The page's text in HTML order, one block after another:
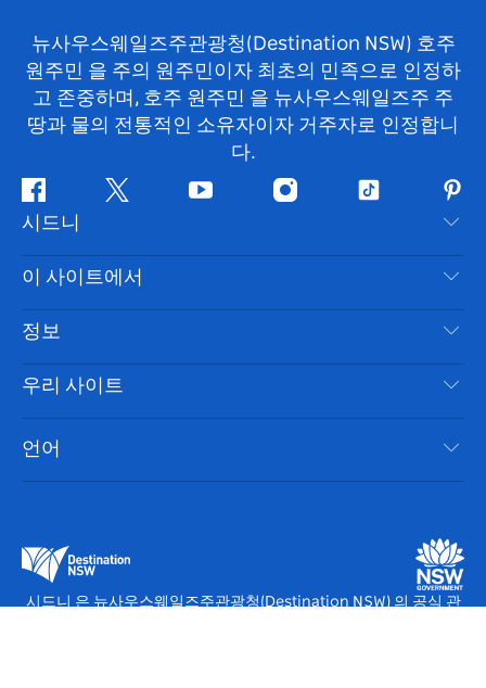
뉴사우스웨일즈주관광청(Destination NSW) 호주
원주민 을 주의 원주민이자 최초의 민족으로 인정하
고 존중하며, 호주 원주민 을 뉴사우스웨일즈주 주
땅과 물의 전통적인 소유자이자 거주자로 인정합니
다.
페
이
스
북
지
귀
다
유
브
인
타
램
틱
핀
터
레
스
트
시드니
문의하기
부인 성명
쿠키 고지
이 사이트에서
목적지
할 일
이벤트
숙소
정보
여행 정보
시드니 접근성
귀하의 사업을 등록하세요
우리 사이트
뉴사우스웨일즈주관광청(Destination NSW) 미디어 센터
비비드 시드니(Vivid Sydney)
언어
시드니 은 뉴사우스웨일즈주관광청(Destination NSW) 의 공식 관